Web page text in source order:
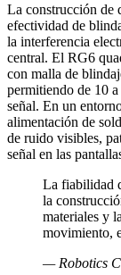
La construcción de
efectividad de
la interferencia
central. El RG6
con malla de
permitiendo de 10
señal. En un
alimentación de
de ruido visibles,
señal en las
La fiabilidad
la
materiales y
movimiento,
— Robotics